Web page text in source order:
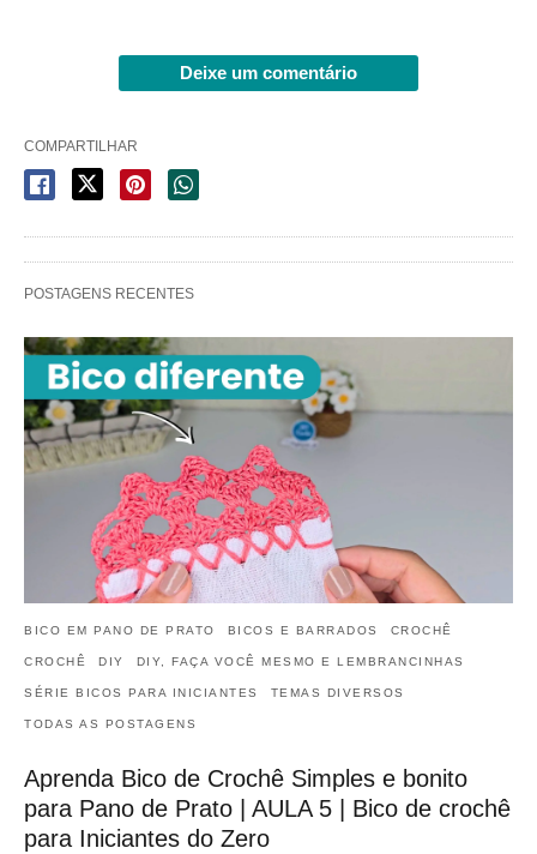
Deixe um comentário
COMPARTILHAR
POSTAGENS RECENTES
BICO EM PANO DE PRATO BICOS E BARRADOS CROCHÊ
CROCHÊ DIY DIY, FAÇA VOCÊ MESMO E LEMBRANCINHAS
SÉRIE BICOS PARA INICIANTES TEMAS DIVERSOS
TODAS AS POSTAGENS
Aprenda Bico de Crochê Simples e bonito
para Pano de Prato | AULA 5 | Bico de crochê
para Iniciantes do Zero